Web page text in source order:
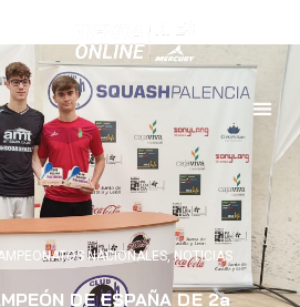
NACIONALES,NOTICIAS
DE ESPAÑA DE 2a